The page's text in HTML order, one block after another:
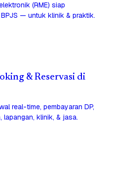
(RME) siap
BPJS — untuk klinik & praktik.
& Reservasi di
real-time, pembayaran DP,
klinik, & jasa.